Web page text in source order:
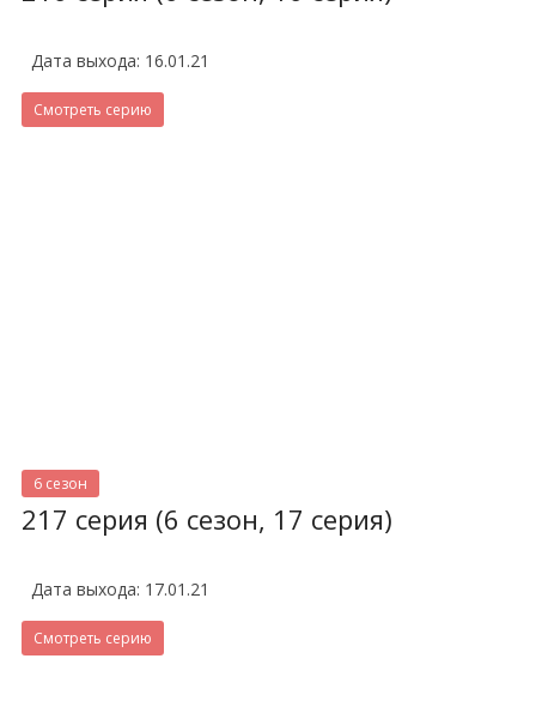
Дата выхода: 16.01.21
Смотреть серию
6 сезон
217 серия (6 сезон, 17 серия)
Дата выхода: 17.01.21
Смотреть серию